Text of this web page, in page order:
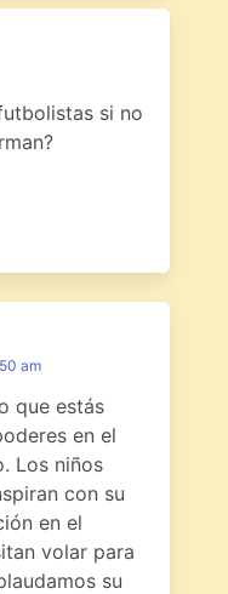
si no
am
que estás
en el
Los niños
con su
en el
volar para
su